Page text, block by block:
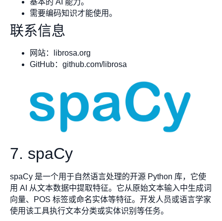
需要编码知识才能使用。
联系信息
网站：librosa.org
GitHub：github.com/librosa
7. spaCy
spaCy 是一个用于自然语言处理的开源 Python 库，它使
用 AI 从文本数据中提取特征。它从原始文本输入中生成词
向量、POS 标签或命名实体等特征。开发人员或语言学家
使用该工具执行文本分类或实体识别等任务。